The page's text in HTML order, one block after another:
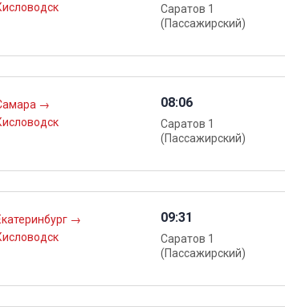
Саратов 1
(Пассажирский)
→
08:06
Саратов 1
(Пассажирский)
→
09:31
Саратов 1
(Пассажирский)